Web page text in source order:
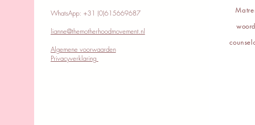
WhatsApp: +31 (0)615669687
lianne@themotherhoodmovement.nl
Algemene voorwaarden
Privacyverklaring